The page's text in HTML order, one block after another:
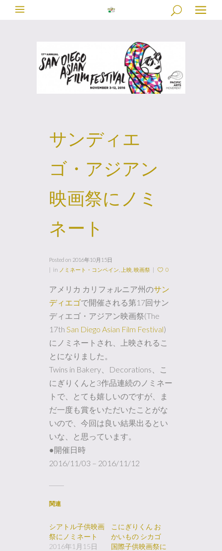
サンディエ
ゴ・アジアン
映画祭にノミ
ネート
Posted on 2016年10月15日
in ノミネート・コンペイン 上映 映画祭 0
アメリカ カリフォルニア州のサン
ディエゴで開催される第17回サン
ディエゴ・アジアン映画祭(The
17th San Diego Asian Film Festival)
にノミネートされ、上映されるこ
とになりました。
Twins in Bakery、Decorations、こ
にぎりくんと3作品連続のノミネー
トで、とても嬉しいのですが、ま
だ一度も賞をいただいたことがな
いので、今回は良い結果出るとい
いな、と思っています。
●開催日時
2016/11/03 – 2016/11/12
関連
シアトル子供映画
祭にノミネート
2016年1月15日
こにぎりくん お
かいもの シカゴ
国際子供映画祭に